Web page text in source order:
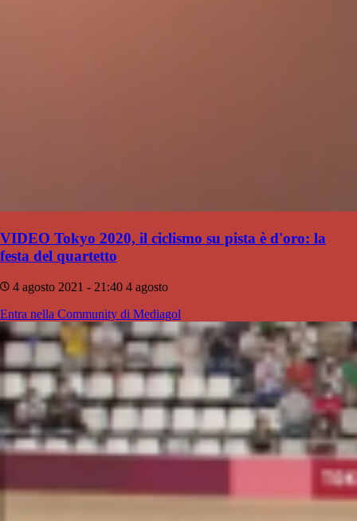
VIDEO Tokyo 2020, il ciclismo su pista è d'oro: la
festa del quartetto
4 agosto 2021 - 21:40 4 agosto
Entra nella Community di Mediagol